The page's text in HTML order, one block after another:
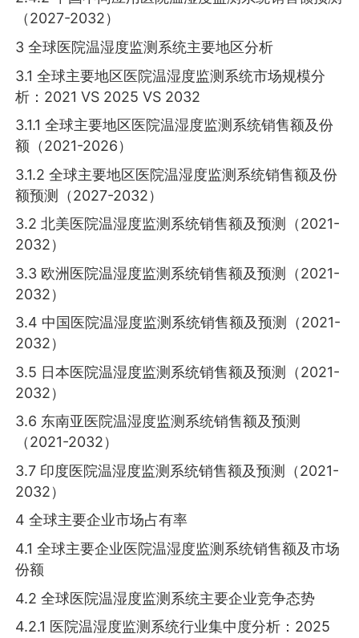
（2027-2032）
3 全球医院温湿度监测系统主要地区分析
3.1 全球主要地区医院温湿度监测系统市场规模分
析：2021 VS 2025 VS 2032
3.1.1 全球主要地区医院温湿度监测系统销售额及份
额（2021-2026）
3.1.2 全球主要地区医院温湿度监测系统销售额及份
额预测（2027-2032）
3.2 北美医院温湿度监测系统销售额及预测（2021-
2032）
3.3 欧洲医院温湿度监测系统销售额及预测（2021-
2032）
3.4 中国医院温湿度监测系统销售额及预测（2021-
2032）
3.5 日本医院温湿度监测系统销售额及预测（2021-
2032）
3.6 东南亚医院温湿度监测系统销售额及预测
（2021-2032）
3.7 印度医院温湿度监测系统销售额及预测（2021-
2032）
4 全球主要企业市场占有率
4.1 全球主要企业医院温湿度监测系统销售额及市场
份额
4.2 全球医院温湿度监测系统主要企业竞争态势
4.2.1 医院温湿度监测系统行业集中度分析：2025